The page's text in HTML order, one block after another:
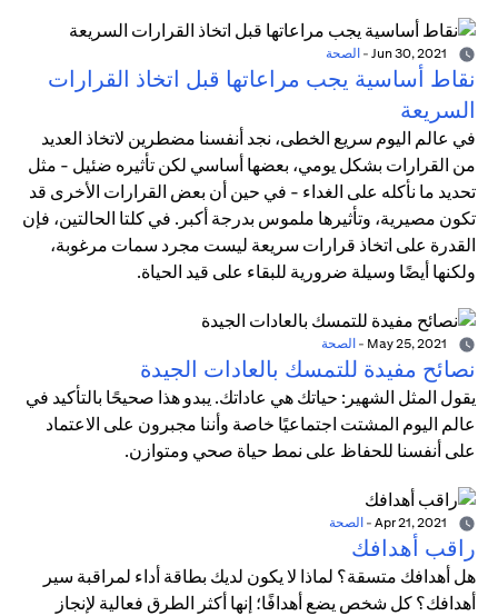
- الصحة
نقاط أساسية يجب مراعاتها قبل اتخاذ القرارات
السريعة
في عالم اليوم سريع الخطى، نجد أنفسنا مضطرين لاتخاذ العديد
من القرارات بشكل يومي، بعضها أساسي لكن تأثيره ضئيل - مثل
تحديد ما نأكله على الغداء - في حين أن بعض القرارات الأخرى قد
تكون مصيرية، وتأثيرها ملموس بدرجة أكبر. في كلتا الحالتين، فإن
القدرة على اتخاذ قرارات سريعة ليست مجرد سمات مرغوبة،
ولكنها أيضًا وسيلة ضرورية للبقاء على قيد الحياة.
- الصحة
نصائح مفيدة للتمسك بالعادات الجيدة
يقول المثل الشهير: حياتك هي عاداتك. يبدو هذا صحيحًا بالتأكيد في
عالم اليوم المشتت اجتماعيًا خاصة وأننا مجبرون على الاعتماد
على أنفسنا للحفاظ على نمط حياة صحي ومتوازن.
- الصحة
راقب أهدافك
هل أهدافك متسقة؟ لماذا لا يكون لديك بطاقة أداء لمراقبة سير
أهدافك؟ كل شخص يضع أهدافًا؛ إنها أكثر الطرق فعالية لإنجاز